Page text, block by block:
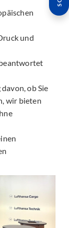
und
ob Sie
wir bieten